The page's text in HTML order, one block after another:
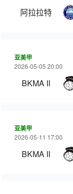
阿拉拉特
亚美甲
2026-05-05 20:00
BKMA II
亚美甲
2026-05-11 17:00
BKMA II